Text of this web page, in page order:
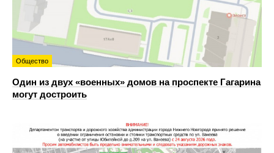
Общество
Один из двух «военных» домов на проспекте Гагарина
могут достроить